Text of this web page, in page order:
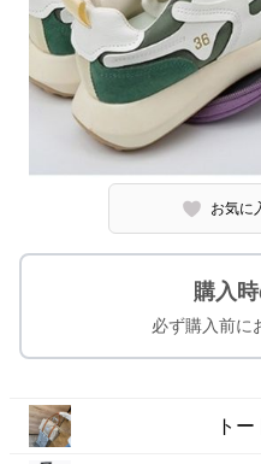
お気に
購入
必ず購入前に
ト